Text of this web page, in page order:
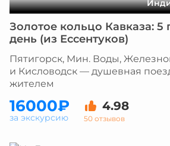
Золотое кольцо Кавказа: 5
день (из Ессентуков)
Пятигорск, Мин. Воды,
и Кисловодск — душевная
жителем
16000₽ 4.98
50 отзывов
за экскурсию